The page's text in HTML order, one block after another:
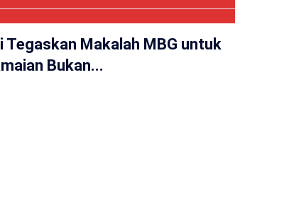
Tegaskan Makalah MBG untuk
Bukan...